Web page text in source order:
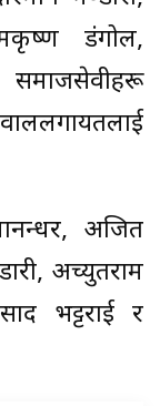
डंगोल,
अजित
अच्युतराम
भट्टराई र